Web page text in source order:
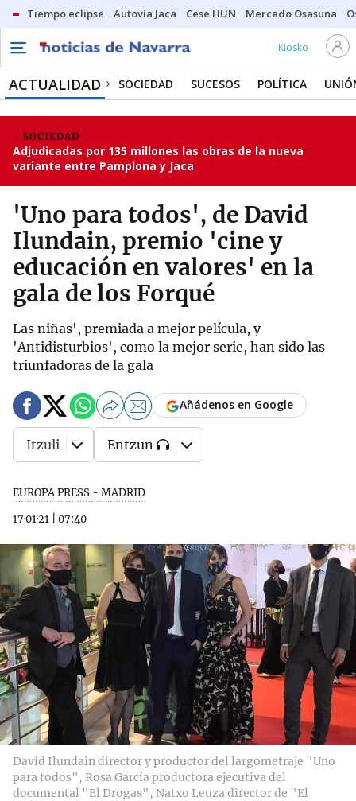
Tiempo eclipse Autovía Jaca Cese HUN Mercado Osasuna
Kiosko
ACTUALIDAD SOCIEDAD SUCESOS POLÍTICA
SOCIEDAD
Adjudicadas por 135 millones las obras de la nueva
variante entre Pamplona y Jaca
'Uno para todos', de David
Ilundain, premio 'cine y
educación en valores' en la
gala de los Forqué
Las niñas', premiada a mejor película, y
'Antidisturbios', como la mejor serie, han sido las
triunfadoras de la gala
EUROPA PRESS - MADRID
17·01·21
07:40
Añádenos en Google
Itzuli Entzun
David Ilundain director y productor del largometraje "Uno
para todos", Rosa García productora ejecutiva del
documental "El Drogas", Natxo Leuza director de "El